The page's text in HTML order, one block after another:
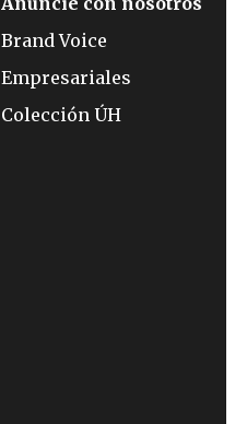
Brand Voice
Empresariales
Colección ÚH